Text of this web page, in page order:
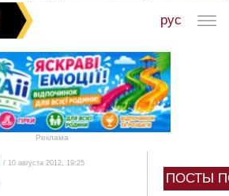
рус
Реклама
/ 10 августа 2012, 19:25
ПОСТЫ